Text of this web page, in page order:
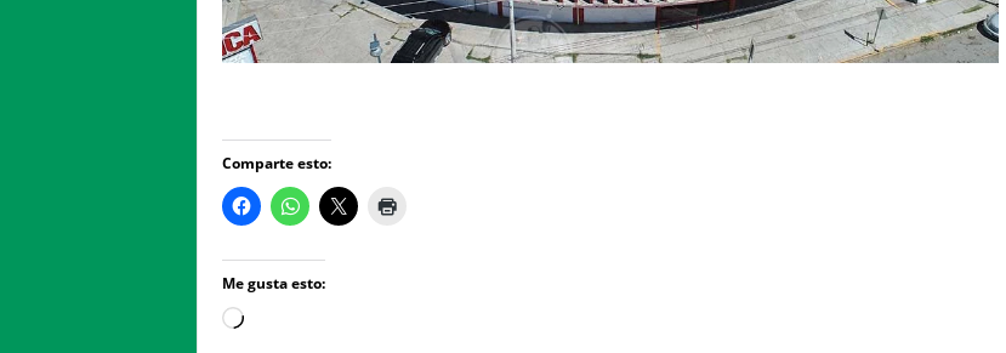
Comparte esto:
Me gusta esto:
Loading…